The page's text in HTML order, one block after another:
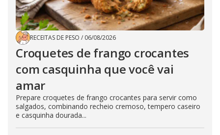
RECEITAS DE PESO / 06/08/2026
Croquetes de frango crocantes
com casquinha que você vai
amar
Prepare croquetes de frango crocantes para servir como
salgados, combinando recheio cremoso, tempero caseiro
e casquinha dourada...